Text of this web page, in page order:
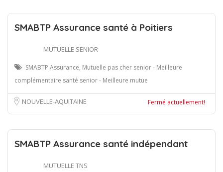
SMABTP Assurance santé à Poitiers
MUTUELLE SENIOR
SMABTP Assurance, Mutuelle pas cher senior - Meilleure
complémentaire santé senior - Meilleure mutue
NOUVELLE-AQUITAINE Fermé actuellement!
SMABTP Assurance santé indépendant
MUTUELLE TNS